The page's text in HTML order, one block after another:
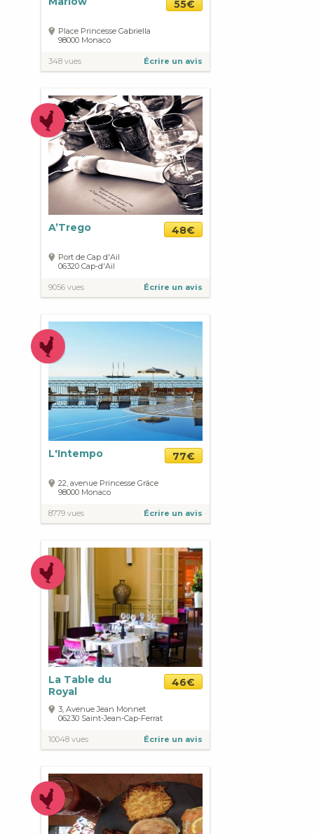
55€
Place Princesse Gabriella
98000 Monaco
348 vues Écrire un avis
A’Trego 48€
Port de Cap d'Ail
06320 Cap-d'Ail
9056 vues Écrire un avis
L'Intempo 77€
22, avenue Princesse Grâce
98000 Monaco
8779 vues Écrire un avis
La Table du
Royal
46€
3, Avenue Jean Monnet
06230 Saint-Jean-Cap-Ferrat
10048 vues Écrire un avis